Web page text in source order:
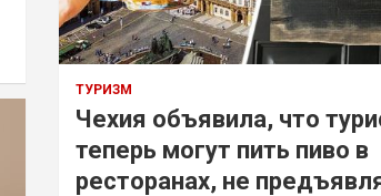
ТУРИЗМ
Чехия объявила, что
теперь могут пить пиво в
ресторанах, не